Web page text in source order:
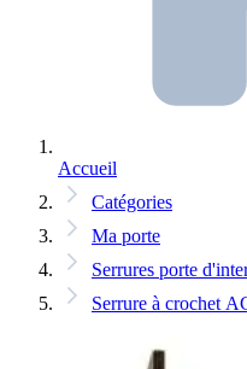
Accueil
Catégories
Ma porte
Serrures porte
Serrure à crochet